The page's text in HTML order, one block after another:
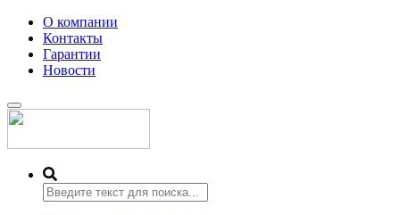
О компании
Контакты
Гарантии
Новости
Переключить
навигацию